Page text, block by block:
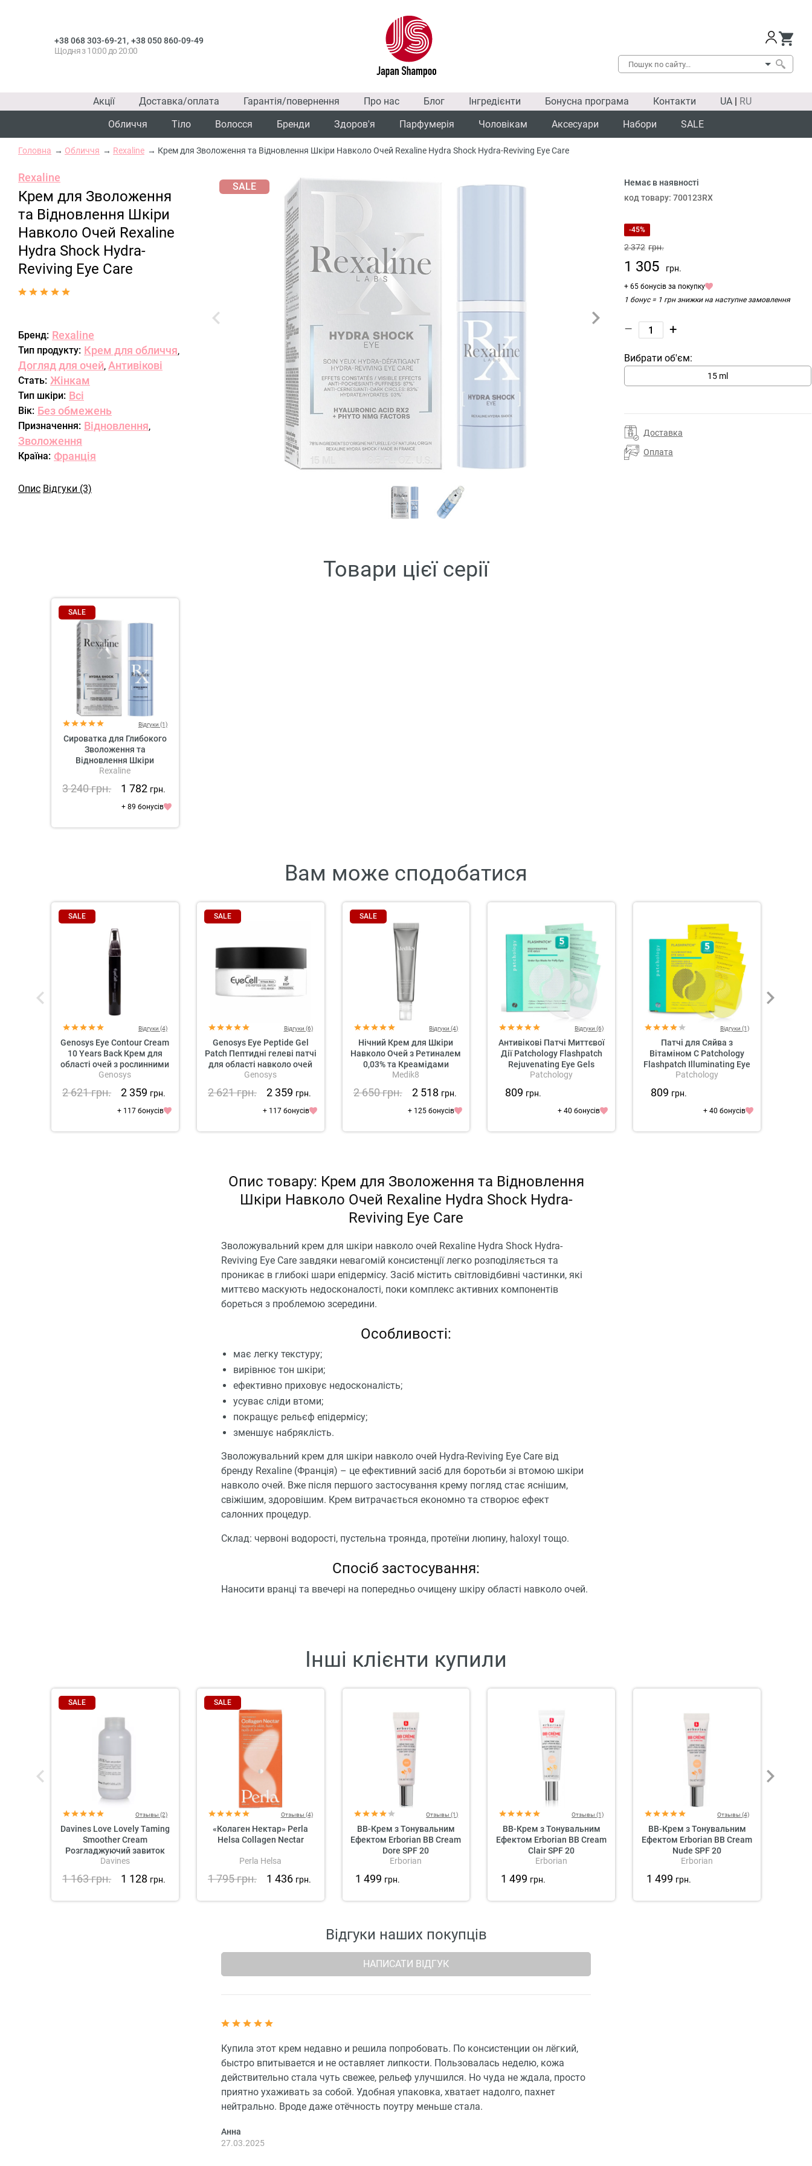
+38 068 303-69-21, +38 050 860-09-49
Щодня з 10:00 до 20:00
Акції Доставка/оплата Гарантія/повернення Про нас Блог Інгредієнти Бонусна програма Контакти UA | RU
Обличчя
Тіло Волосся Бренди Здоров'я Парфумерія Чоловікам Аксесуари Набори SALE
Головна Обличчя Rexaline Крем для Зволоження та Відновлення Шкіри Навколо Очей Rexaline Hydra Shock Hydra-Reviving Eye Care
Rexaline
Крем для Зволоження
та Відновлення Шкіри
Навколо Очей Rexaline
Hydra Shock Hydra-
Reviving Eye Care
Бренд: Rexaline
Тип продукту: Крем для обличчя,
Догляд для очей, Антивікові
Стать: Жінкам
Тип шкіри: Всі
Вік: Без обмежень
Призначення: Відновлення,
Зволоження
Країна: Франція
Опис Відгуки (3)
SALE SALE
Немає в наявності
код товару: 700123RX
-45%
2 372 грн.
1 305 грн.
+ 65 бонусів за покупку
1 бонус = 1 грн знижки на наступне замовлення
– +
Вибрати об'єм:
15 ml
Доставка
Оплата
Товари цієї серії
SALE
Відгуки (1)
Сироватка для Глибокого
Зволоження та
Відновлення Шкіри
Rexaline Hydra Shock Mega
Rexaline
3 240грн. 1 782 грн.
+ 89 бонусів
Вам може сподобатися
SALE
Відгуки (4)
Genosys Eye Contour Cream
10 Years Back Крем для
області очей з рослинними
стовбуровими клітинами
Genosys
2 621грн. 2 359 грн.
+ 117 бонусів
SALE
Відгуки (6)
Genosys Eye Peptide Gel
Patch Пептидні гелеві патчі
для області навколо очей
Genosys
2 621грн. 2 359 грн.
+ 117 бонусів
SALE
Відгуки (4)
Нічний Крем для Шкіри
Навколо Очей з Ретиналем
0,03% та Креамідами
Medik8 Crystal Retinal
Medik8
2 650грн. 2 518 грн.
+ 125 бонусів
Відгуки (6)
Антивікові Патчі Миттєвої
Дії Patchology Flashpatch
Rejuvenating Eye Gels
Patchology
809 грн.
+ 40 бонусів
Відгуки (1)
Патчі для Сяйва з
Вітаміном C Patchology
Flashpatch Illuminating Eye
Gels
Patchology
809 грн.
+ 40 бонусів
Опис товару: Крем для Зволоження та Відновлення
Шкіри Навколо Очей Rexaline Hydra Shock Hydra-
Reviving Eye Care
Зволожувальний крем для шкіри навколо очей Rexaline Hydra Shock Hydra-
Reviving Eye Care завдяки невагомій консистенції легко розподіляється та
проникає в глибокі шари епідермісу. Засіб містить світловідбивні частинки, які
миттєво маскують недосконалості, поки комплекс активних компонентів
бореться з проблемою зсередини.
Особливості:
має легку текстуру;
вирівнює тон шкіри;
ефективно приховує недосконалість;
усуває сліди втоми;
покращує рельєф епідермісу;
зменшує набряклість.
Зволожувальний крем для шкіри навколо очей Hydra-Reviving Eye Care від
бренду Rexaline (Франція) – це ефективний засіб для боротьби зі втомою шкіри
навколо очей. Вже після першого застосування крему погляд стає яснішим,
свіжішим, здоровішим. Крем витрачається економно та створює ефект
салонних процедур.
Склад: червоні водорості, пустельна троянда, протеїни люпину, haloxyl тощо.
Спосіб застосування:
Наносити вранці та ввечері на попередньо очищену шкіру області навколо очей.
Інші клієнти купили
SALE
Отзывы (2)
Davines Love Lovely Taming
Smoother Cream
Розгладжуючий завиток
Крем для волосся
Davines
1 163грн. 1 128 грн.
SALE
Отзывы (4)
«Колаген Нектар» Perla
Helsa Collagen Nectar
Perla Helsa
1 795грн. 1 436 грн.
Отзывы (1)
BB-Крем з Тонувальним
Ефектом Erborian BB Cream
Dore SPF 20
Erborian
1 499 грн.
Отзывы (1)
BB-Крем з Тонувальним
Ефектом Erborian BB Cream
Clair SPF 20
Erborian
1 499 грн.
Отзывы (4)
BB-Крем з Тонувальним
Ефектом Erborian BB Cream
Nude SPF 20
Erborian
1 499 грн.
Відгуки наших покупців
НАПИСАТИ ВІДГУК
Купила этот крем недавно и решила попробовать. По консистенции он лёгкий,
быстро впитывается и не оставляет липкости. Пользовалась неделю, кожа
действительно стала чуть свежее, рельеф улучшился. Но чуда не ждала, просто
приятно ухаживать за собой. Удобная упаковка, хватает надолго, пахнет
нейтрально. Вроде даже отёчность поутру меньше стала.
Анна
27.03.2025